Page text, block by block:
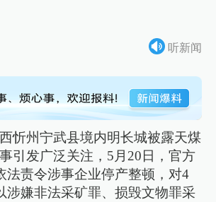
听新闻
忻州宁武县境内明长城被露天煤
引发广泛关注，5月20日，官方
法责令涉事企业停产整顿，对4
涉嫌非法采矿罪、损毁文物罪采